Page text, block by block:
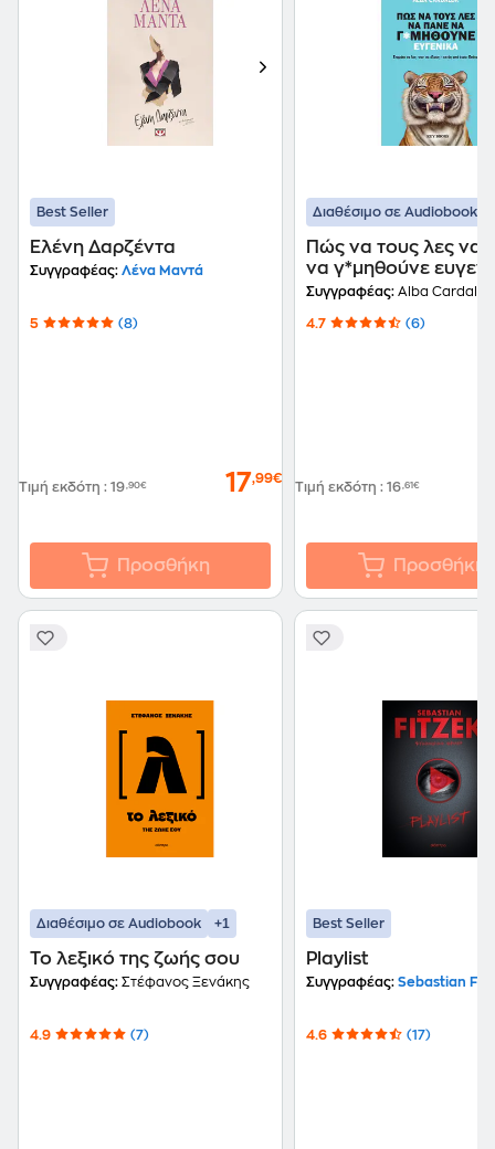
Best Seller
Ελένη Δαρζέντα
Συγγραφέας: Λένα Μαντά
5 (8)
Τιμή εκδότη : 19,90€ 17,99€
Προσθήκη
Διαθέσιμο σε Audiobook
Πώς να τους λες να
να γ*μηθούνε
Συγγραφέας: Alba Cardalda
4.7 (6)
Τιμή εκδότη : 16,61€
Προσθήκη
Διαθέσιμο σε Audiobook +1
Το λεξικό της ζωής σου
Συγγραφέας: Στέφανος Ξενάκης
4.9 (7)
Best Seller
Playlist
Συγγραφέας: Sebastian
4.6 (17)